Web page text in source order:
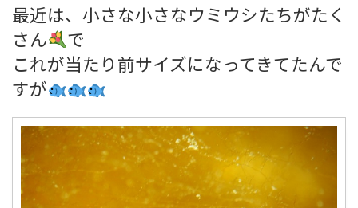
最近は、小さな小さなウミウシたちがたく
さん
で
これが当たり前サイズになってきてたんで
すが